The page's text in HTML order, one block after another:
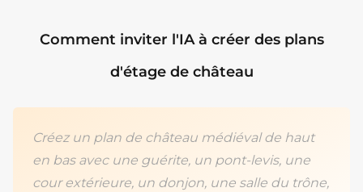
Comment inviter l'IA à créer des plans
d'étage de château
Créez un plan de château médiéval de haut
en bas avec une guérite, un pont-levis, une
cour extérieure, un donjon, une salle du trône,